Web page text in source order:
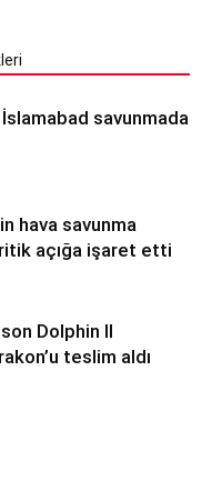
savunmada
hava savunma
açığa işaret etti
Dolphin II
teslim aldı